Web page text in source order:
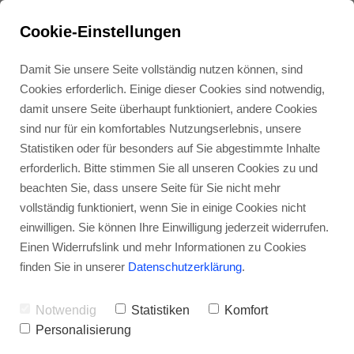
Solingen
Remscheid
Köln-Nippes
Logopädie Balzer
Ihr Logopäde in
Remscheid
ZUM KONTAKT
Cookie-Einstellungen
Damit Sie unsere Seite vollständig nutzen können, sind
Cookies erforderlich. Einige dieser Cookies sind notwendig,
damit unsere Seite überhaupt funktioniert, andere Cookies
sind nur für ein komfortables Nutzungserlebnis, unsere
Statistiken oder für besonders auf Sie abgestimmte Inhalte
erforderlich. Bitte stimmen Sie all unseren Cookies zu und
beachten Sie, dass unsere Seite für Sie nicht mehr
vollständig funktioniert, wenn Sie in einige Cookies nicht
einwilligen. Sie können Ihre Einwilligung jederzeit widerrufen.
Einen Widerrufslink und mehr Informationen zu Cookies
finden Sie in unserer Datenschutzerklärung.
Notwendig Statistiken
Komfort
Personalisierung